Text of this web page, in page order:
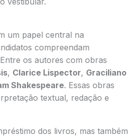
um papel central na
compreendam
os autores com obras
, Clarice Lispector, Graciliano
Shakespeare. Essas obras
textual, redação e
dos livros, mas também